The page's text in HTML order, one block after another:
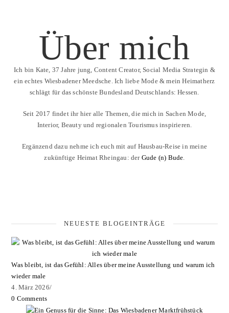
Über mich
Ich bin Kate, 37 Jahre jung, Content Creator, Social Media Strategin &
ein echtes Wiesbadener Meedsche. Ich liebe Mode & mein Heimatherz
schlägt für das schönste Bundesland Deutschlands: Hessen.
Seit 2017 findet ihr hier alle Themen, die mich in Sachen Mode,
Interior, Beauty und regionalen Tourismus inspirieren.
Ergänzend dazu nehme ich euch mit auf Hausbau-Reise in meine
zukünftige Heimat Rheingau: der Gude (n) Bude.
NEUESTE BLOGEINTRÄGE
Was bleibt, ist das Gefühl: Alles über meine Ausstellung und warum ich
wieder male
4. März 2026/
0 Comments